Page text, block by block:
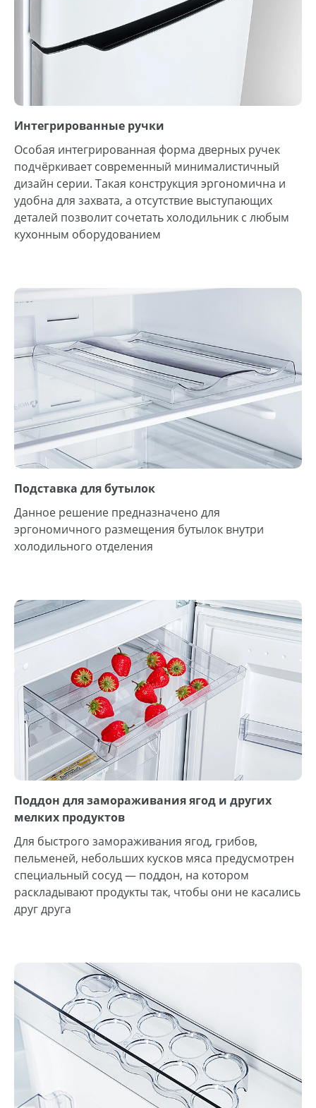
Интегрированные ручки
Особая интегрированная форма дверных ручек
подчёркивает современный минималистичный
дизайн серии. Такая конструкция эргономична и
удобна для захвата, а отсутствие выступающих
деталей позволит сочетать холодильник с любым
кухонным оборудованием
Подставка для бутылок
Данное решение предназначено для
эргономичного размещения бутылок внутри
холодильного отделения
Поддон для замораживания ягод и других
мелких продуктов
Для быстрого замораживания ягод, грибов,
пельменей, небольших кусков мяса предусмотрен
специальный сосуд — поддон, на котором
раскладывают продукты так, чтобы они не касались
друг друга